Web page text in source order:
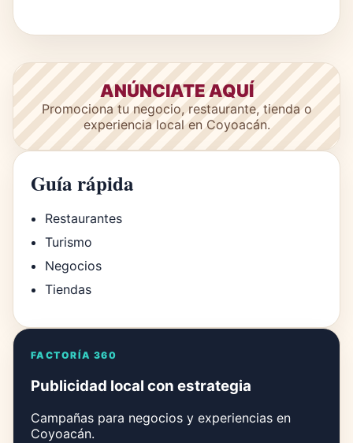
ANÚNCIATE AQUÍ
Promociona tu negocio, restaurante, tienda o
experiencia local en Coyoacán.
Guía rápida
Restaurantes
Turismo
Negocios
Tiendas
FACTORÍA 360
Publicidad local con estrategia
Campañas para negocios y experiencias en
Coyoacán.